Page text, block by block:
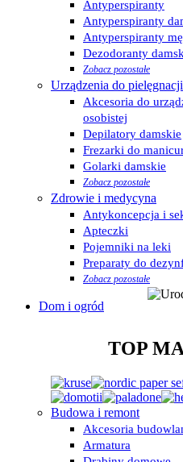
Antyperspiranty
Antyperspiranty
Antyperspiranty
Dezodoranty
Zobacz pozostałe
Urządzenia do pielęgnacji
Akcesoria do
osobistej
Depilatory damskie
Frezarki do
Golarki damskie
Zobacz pozostałe
Zdrowie i medycyna
Antykoncepcja i
Apteczki
Pojemniki na leki
Preparaty do
Zobacz pozostałe
Dom i ogród
TOP
Budowa i remont
Akcesoria
Armatura